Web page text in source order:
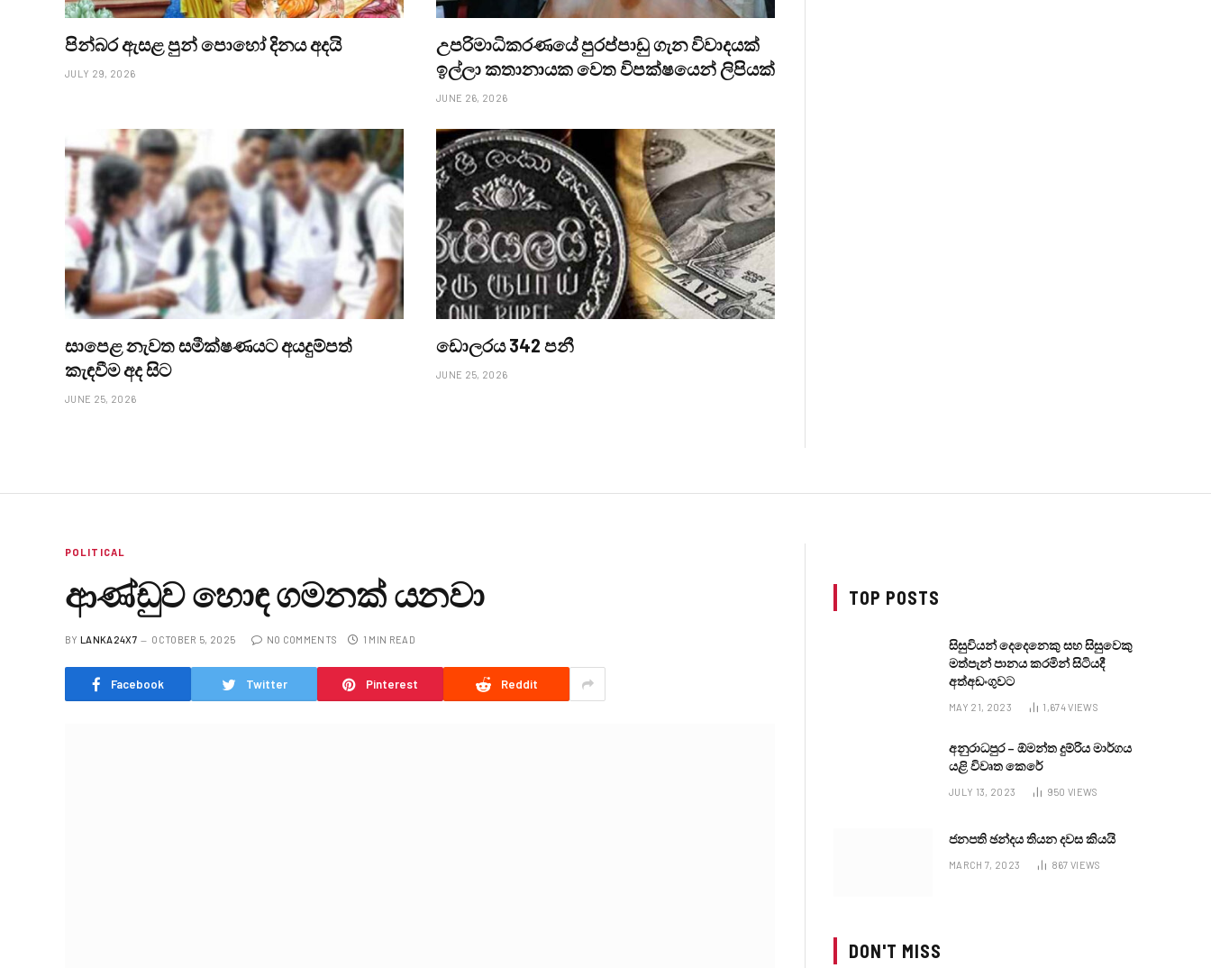
පින්බර ඇසළ පුන් පොහෝ දිනය අදයි
JULY 29, 2026
උපරිමාධිකරණයේ පුරප්පාඩු ගැන විවාදයක්
ඉල්ලා කතානායක වෙත විපක්ෂයෙන් ලිපියක්
JUNE 26, 2026
සාපෙළ නැවත සමීක්ෂණයට අයදුම්පත්
කැඳවීම අද සිට
JUNE 25, 2026
ඩොලරය 342 පනී
JUNE 25, 2026
POLITICAL
ආණ්ඩුව හොඳ ගමනක් යනවා
BY LANKA24X7 OCTOBER 5, 2025 NO COMMENTS 1 MIN READ
Facebook Twitter Pinterest Reddit
TOP POSTS
සිසුවියන් දෙදෙනෙකු සහ සිසුවෙකු
මත්පැන් පානය කරමින් සිටියදී
අත්අඩංගුවට
MAY 21, 2023 1,674VIEWS
අනුරාධපුර – ඕමන්ත දුම්රිය මාර්ගය
යළි විවෘත කෙරේ
JULY 13, 2023 950 VIEWS
ජනපති ඡන්දය තියන දවස කියයි
MARCH 7, 2023 867 VIEWS
DON'T MISS